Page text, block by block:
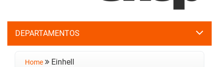
DEPARTAMENTOS
Home Einhell